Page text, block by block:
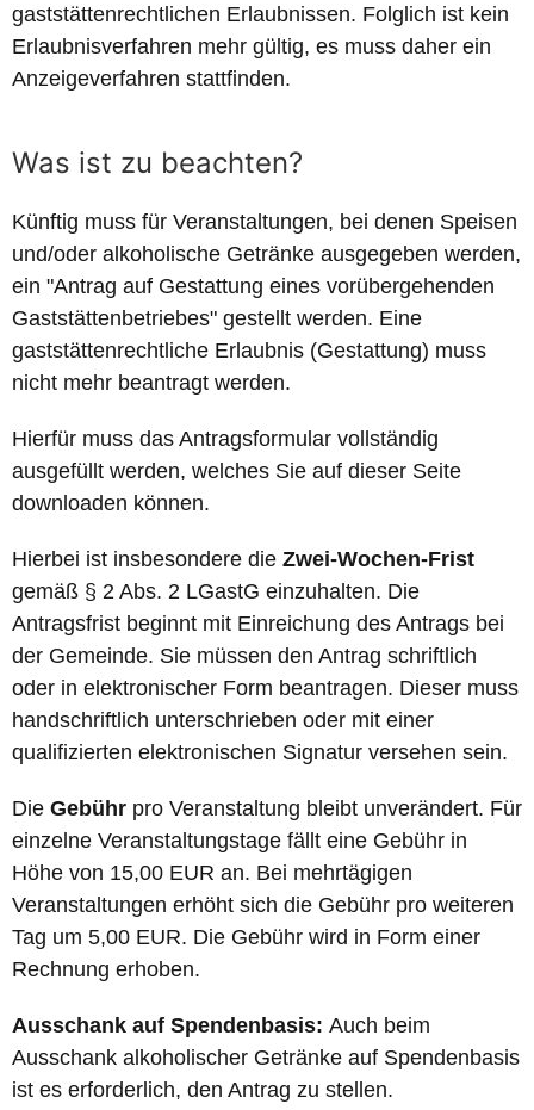
gaststättenrechtlichen Erlaubnissen. Folglich ist kein
Erlaubnisverfahren mehr gültig, es muss daher ein
Anzeigeverfahren stattfinden.
Was ist zu beachten?
Künftig muss für Veranstaltungen, bei denen Speisen
und/oder alkoholische Getränke ausgegeben werden,
ein "Antrag auf Gestattung eines vorübergehenden
Gaststättenbetriebes" gestellt werden. Eine
gaststättenrechtliche Erlaubnis (Gestattung) muss
nicht mehr beantragt werden.
Hierfür muss das Antragsformular vollständig
ausgefüllt werden, welches Sie auf dieser Seite
downloaden können.
Hierbei ist insbesondere die Zwei-Wochen-Frist
gemäß § 2 Abs. 2 LGastG einzuhalten. Die
Antragsfrist beginnt mit Einreichung des Antrags bei
der Gemeinde. Sie müssen den Antrag schriftlich
oder in elektronischer Form beantragen. Dieser muss
handschriftlich unterschrieben oder mit einer
qualifizierten elektronischen Signatur versehen sein.
Die Gebühr pro Veranstaltung bleibt unverändert. Für
einzelne Veranstaltungstage fällt eine Gebühr in
Höhe von 15,00 EUR an. Bei mehrtägigen
Veranstaltungen erhöht sich die Gebühr pro weiteren
Tag um 5,00 EUR. Die Gebühr wird in Form einer
Rechnung erhoben.
Ausschank auf Spendenbasis: Auch beim
Ausschank alkoholischer Getränke auf Spendenbasis
ist es erforderlich, den Antrag zu stellen.